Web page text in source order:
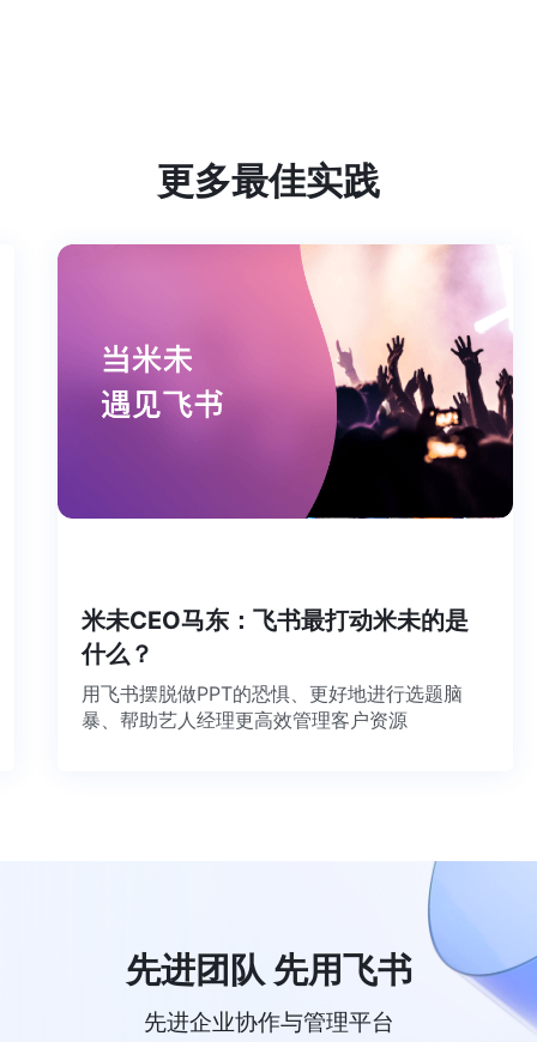
更多最佳实践
米未CEO马东：飞书最打动米未的是
什么？
用飞书摆脱做PPT的恐惧、更好地进行选题脑
暴、帮助艺人经理更高效管理客户资源
先进团队 先用飞书
先进企业协作与管理平台